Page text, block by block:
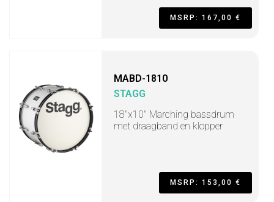
MSRP: 167,00 €
MABD-1810
STAGG
18"x10" Marching bassdrum
met draagband en klopper
MSRP: 153,00 €